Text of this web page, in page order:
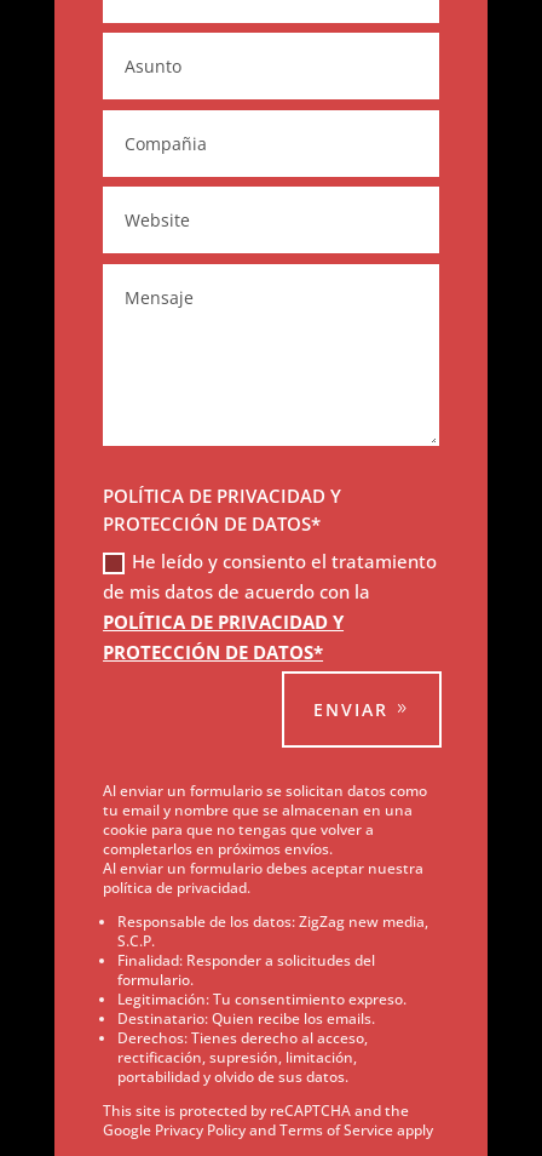
POLÍTICA DE PRIVACIDAD Y
PROTECCIÓN DE DATOS*
He leído y consiento el tratamiento
de mis datos de acuerdo con la
POLÍTICA DE PRIVACIDAD Y
PROTECCIÓN DE DATOS*
ENVIAR
Al enviar un formulario se solicitan datos como
tu email y nombre que se almacenan en una
cookie para que no tengas que volver a
completarlos en próximos envíos.
Al enviar un formulario debes aceptar nuestra
política de privacidad.
Responsable de los datos: ZigZag new media,
S.C.P.
Finalidad: Responder a solicitudes del
formulario.
Legitimación: Tu consentimiento expreso.
Destinatario: Quien recibe los emails.
Derechos: Tienes derecho al acceso,
rectificación, supresión, limitación,
portabilidad y olvido de sus datos.
This site is protected by reCAPTCHA and the
Google Privacy Policy and Terms of Service apply